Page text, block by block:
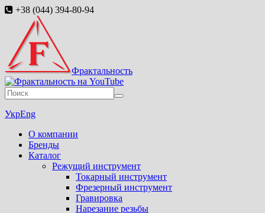
+38 (044) 394-80-94
Фрактальность
УкрEng
О компании
Бренды
Каталог
Режущий инструмент
Токарный инструмент
Фрезерный инструмент
Гравировка
Нарезание резьбы